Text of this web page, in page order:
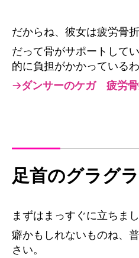
だからね、彼女は疲労骨
だって骨がサポートして
的に負担がかかっているわ
→ダンサーのケガ 疲労
足首のグラグ
まずはまっすぐに立ちまし
癖かもしれないものね、
さい。